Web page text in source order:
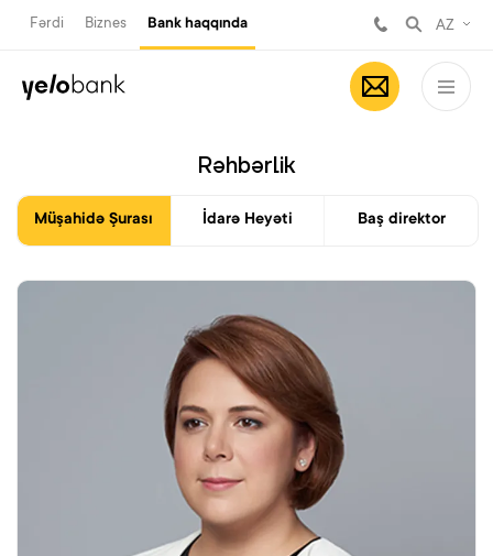
Fərdi Biznes Bank haqqında AZ
Rəhbərlik
Müşahidə Şurası İdarə Heyəti Baş direktor